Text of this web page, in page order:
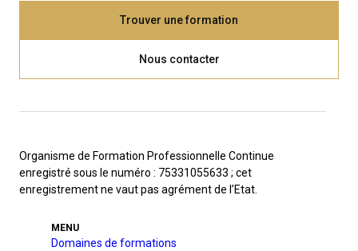
Trouver une formation
Nous contacter
Organisme de Formation Professionnelle Continue
enregistré sous le numéro : 75331055633 ; cet
enregistrement ne vaut pas agrément de l’Etat.
MENU
Domaines de formations